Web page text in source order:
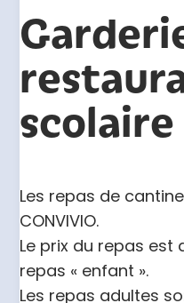
scolaire
Les repas de
CONVIVIO.
Le prix du repas est
repas « enfant ».
Les repas adultes